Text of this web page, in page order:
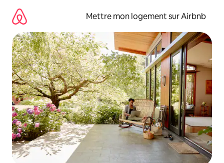
directement
contenu
Mettre mon logement sur Airbnb